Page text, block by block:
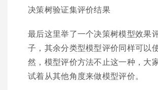
决策树验证集评价结果
最后这里举了一个决策树模型效果
子，其余分类型模型评价同样可以
然，模型评价方法不止这一种，大
试着从其他角度来做模型评价。